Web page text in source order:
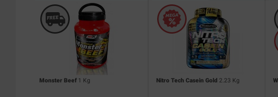
Monster Beef 1 Kg Nitro Tech Casein Gold 2.23 Kg